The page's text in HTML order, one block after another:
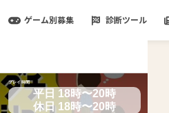
ゲーム別募集 診断ツール
プレイ時間
平日 18時〜20時
休日 18時〜20時